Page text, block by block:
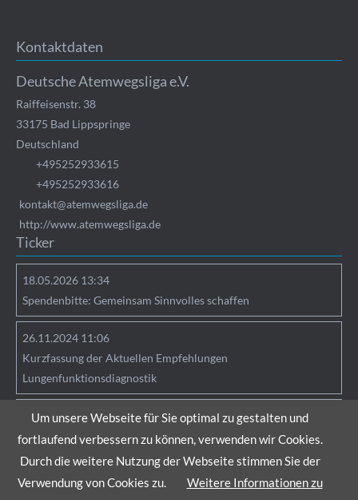
Kontaktdaten
Deutsche Atemwegsliga e.V.
Raiffeisenstr. 38
33175 Bad Lippspringe
Deutschland
+495252933615
+495252933616
kontakt@atemwegsliga.de
http://www.atemwegsliga.de
Ticker
18.05.2026 13:34
Spendenbitte: Gemeinsam Sinnvolles schaffen
26.11.2024 11:06
Kurzfassung der Aktuellen Empfehlungen
Lungenfunktionsdiagnostik
25.04.2024 09:05
Hinweise zu Verlinkungen
Copyright © 2026 Atemwegsliga e.V. | Sitemap|
Um unsere Webseite für Sie optimal zu gestalten und
fortlaufend verbessern zu können, verwenden wir Cookies.
Durch die weitere Nutzung der Webseite stimmen Sie der
Verwendung von Cookies zu.
Weitere Informationen zu